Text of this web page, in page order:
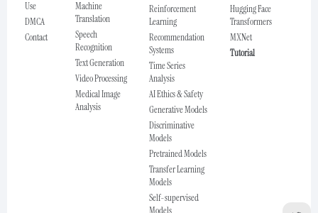
Use
DMCA
Contact
Machine
Translation
Speech
Recognition
Text Generation
Video Processing
Medical Image
Analysis
Reinforcement
Learning
Recommendation
Systems
Time Series
Analysis
AI Ethics & Safety
Generative Models
Discriminative
Models
Pretrained Models
Transfer Learning
Models
Self-supervised
Hugging Face
Transformers
MXNet
Tutorial